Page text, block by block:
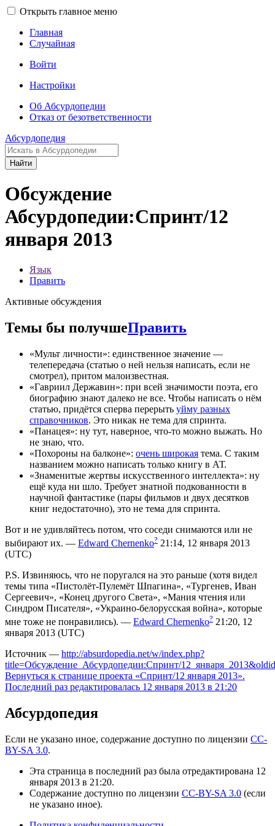
Открыть главное меню
Главная
Случайная
Войти
Настройки
Об Абсурдопедии
Отказ от безответственности
Абсурдопедия
Найти
Обсуждение
Абсурдопедии:Спринт/12
января 2013
Язык
Править
Активные обсуждения
Темы бы получшеПравить
«Мульт личности»: единственное значение —
телепередача (статью о ней нельзя написать, если не
смотрел), притом малоизвестная.
«Гавриил Державин»: при всей значимости поэта, его
биографию знают далеко не все. Чтобы написать о нём
статью, придётся сперва перерыть уйму разных
справочников. Это никак не тема для спринта.
«Панацея»: ну тут, наверное, что-то можно выжать. Но
не знаю, что.
«Похороны на балконе»: очень широкая тема. С таким
названием можно написать только книгу в АТ.
«Знаменитые жертвы искусственного интеллекта»: ну
ещё куда ни шло. Требует знатной подкованности в
научной фантастике (пары фильмов и двух десятков
книг недостаточно), это не тема для спринта.
Вот и не удивляйтесь потом, что соседи снимаются или не
выбирают их. — Edward Chernenko? 21:14, 12 января 2013
(UTC)
P.S. Извиняюсь, что не поругался на это раньше (хотя видел
темы типа «Пистолёт-Пулемёт Шпагина», «Тургенев, Иван
Сергеевич», «Конец другого Света», «Мания чтения или
Синдром Писателя», «Украино-белорусская война», которые
мне тоже не понравились). — Edward Chernenko? 21:20, 12
января 2013 (UTC)
Источник — http://absurdopedia.net/w/index.php?
title=Обсуждение_Абсурдопедии:Спринт/
Вернуться к странице проекта «Спринт/12 января 2013».
Последний раз редактировалась 12 января 2013 в 21:20
Абсурдопедия
Если не указано иное, содержание доступно по лицензии CC-
BY-SA 3.0.
Эта страница в последний раз была отредактирована 12
января 2013 в 21:20.
Содержание доступно по лицензии CC-BY-SA 3.0 (если
не указано иное).